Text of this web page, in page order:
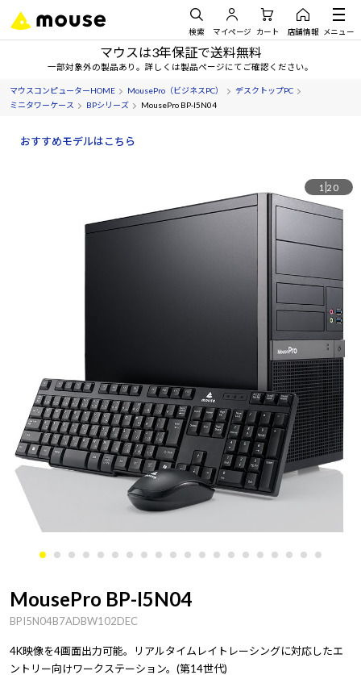
検索 マイページ カート 店舗情報 メニュー
マウスは3年保証で送料無料
一部対象外の製品あり。詳しくは製品ページにてご確認ください。
マウスコンピューターHOME MousePro（ビジネスPC）
デスクトップPC
ミニタワーケース
BPシリーズ MousePro BP-I5N04
おすすめモデルはこちら
1 20
MousePro BP-I5N04
BPI5N04B7ADBW102DEC
4K映像を4画面出力可能。リアルタイムレイトレーシングに対応したエ
ントリー向けワークステーション。(第14世代)